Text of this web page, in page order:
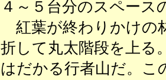
４～５台分のスペース
紅葉が終わりかけの
折して丸太階段を上る
はだかる行者山だ。こ